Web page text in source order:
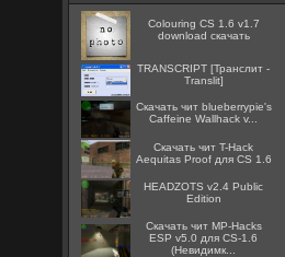
Colouring CS 1.6 v1.7
download скачать
TRANSCRIPT [Транслит -
Translit]
Скачать чит blueberrypie's
Caffeine Wallhack v...
Скачать чит T-Hack
Aequitas Proof для CS 1.6
HEADZOTS v2.4 Public
Edition
Скачать чит MP-Hacks
ESP v5.0 для CS-1.6
(Невидимк...